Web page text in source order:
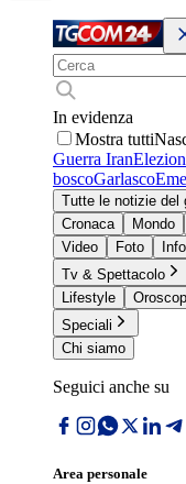
In evidenza
Mostra tutti
Guerra Iran
boscoGarlasco
Tutte le notizie del
Cronaca
Mondo
Video
Foto
Tv & Spettacolo
Lifestyle
Speciali
Chi siamo
Seguici anche su
Area personale